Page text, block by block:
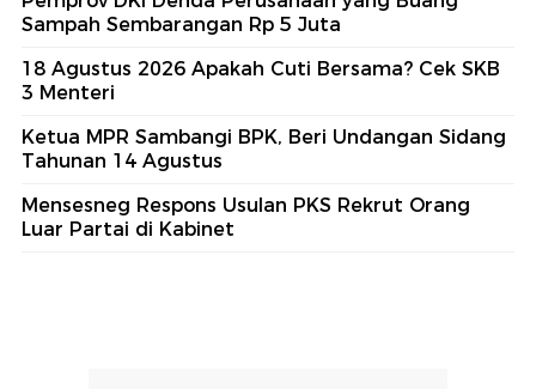
Sampah Sembarangan Rp 5 Juta
18 Agustus 2026 Apakah Cuti Bersama? Cek SKB
3 Menteri
Ketua MPR Sambangi BPK, Beri Undangan Sidang
Tahunan 14 Agustus
Mensesneg Respons Usulan PKS Rekrut Orang
Luar Partai di Kabinet